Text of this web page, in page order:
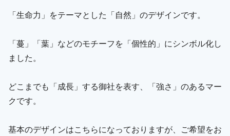
「生命力」をテーマとした「自然」のデザインです。
「蔓」「葉」などのモチーフを「個性的」にシンボル化し
ました。
どこまでも「成長」する御社を表す、「強さ」のあるマー
クです。
基本のデザインはこちらになっておりますが、ご希望をお